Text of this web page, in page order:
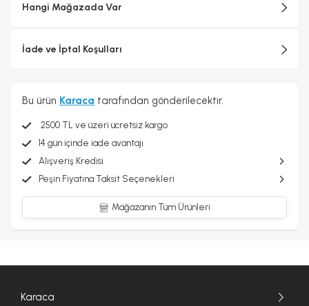
Hangi Mağazada Var
İade ve İptal Koşulları
Bu ürün Karaca tarafından gönderilecektir.
2500 TL ve üzeri ücretsiz kargo
14 gün içinde iade avantajı
Alışveriş Kredisi
Peşin Fiyatına Taksit Seçenekleri
Mağazanın Tüm Ürünleri
Karaca